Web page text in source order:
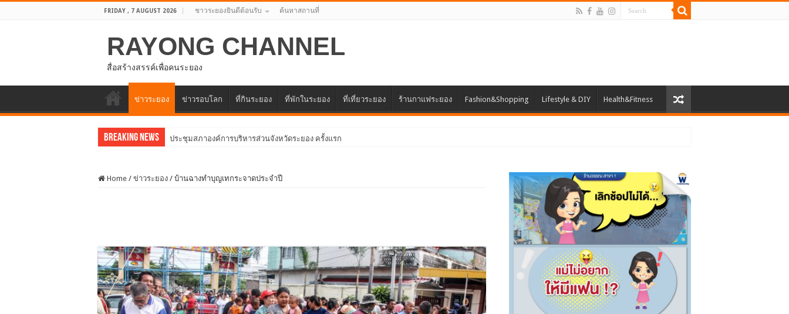
FRIDAY , 7 AUGUST 2026 ชาวระยองยินดีต้อนรับ ค้นหาสถานที่
RAYONG CHANNEL
สื่อสร้างสรรค์เพื่อคนระยอง
ข่าวระยอง ข่าวรอบโลก ที่กินระยอง ที่พักในระยอง ที่เที่ยวระยอง ร้านกาแฟระยอง Fashion&Shopping Lifestyle & DIY Health&Fitness
Breaking News อบจ.ระยองต้อนรับคณะจากตัวแทนศูน
Home / ข่าวระยอง / บ้านฉางทำบุญเทกระจาดประจำปี